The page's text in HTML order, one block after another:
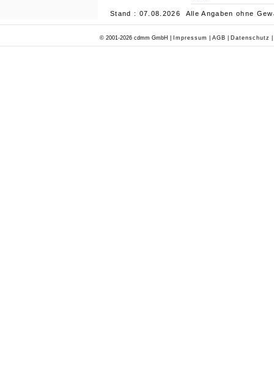
Stand : 07.08.2026 Alle Angaben ohne
© 2001-2026 cdmm GmbH | Impressum AGB Datenschutz